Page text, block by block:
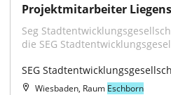
Projektmitarbeiter
Seg
die SEG
SEG
Wiesbaden, Raum Eschborn